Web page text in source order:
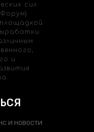
сил
и
И НОВОСТИ